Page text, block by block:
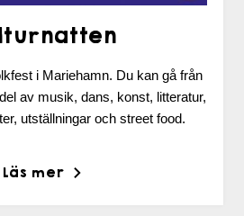
i Mariehamn. Du kan gå från
av musik, dans, konst, litteratur,
utställningar och street food.
Läs mer